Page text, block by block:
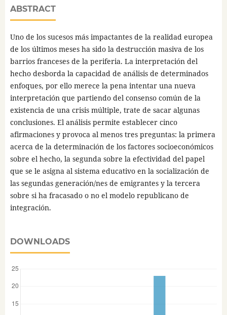
ABSTRACT
Uno de los sucesos más impactantes de la realidad europea
de los últimos meses ha sido la destrucción masiva de los
barrios franceses de la periferia. La interpretación del
hecho desborda la capacidad de análisis de determinados
enfoques, por ello merece la pena intentar una nueva
interpretación que partiendo del consenso común de la
existencia de una crisis múltiple, trate de sacar algunas
conclusiones. El análisis permite establecer cinco
afirmaciones y provoca al menos tres preguntas: la primera
acerca de la determinación de los factores socioeconómicos
sobre el hecho, la segunda sobre la efectividad del papel
que se le asigna al sistema educativo en la socialización de
las segundas generación/nes de emigrantes y la tercera
sobre si ha fracasado o no el modelo republicano de
integración.
DOWNLOADS